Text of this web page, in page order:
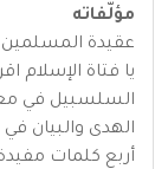
مؤلّفاته
عقيدة المسلمين
يا فتاة الإسلام
السلسبيل في
الهدى والبيان
أربع كلمات